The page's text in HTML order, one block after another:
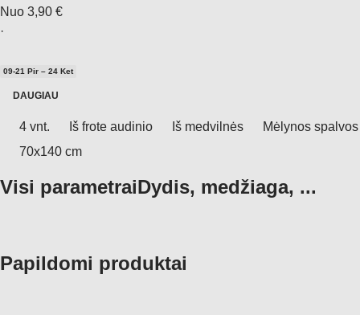
Nuo 3,90 €
·
09‑21 Pir – 24 Ket
DAUGIAU
4 vnt. Iš frote audinio Iš medvilnės
Mėlynos spalvos
70x140 cm
Visi parametraiDydis, medžiaga, ...
Papildomi produktai